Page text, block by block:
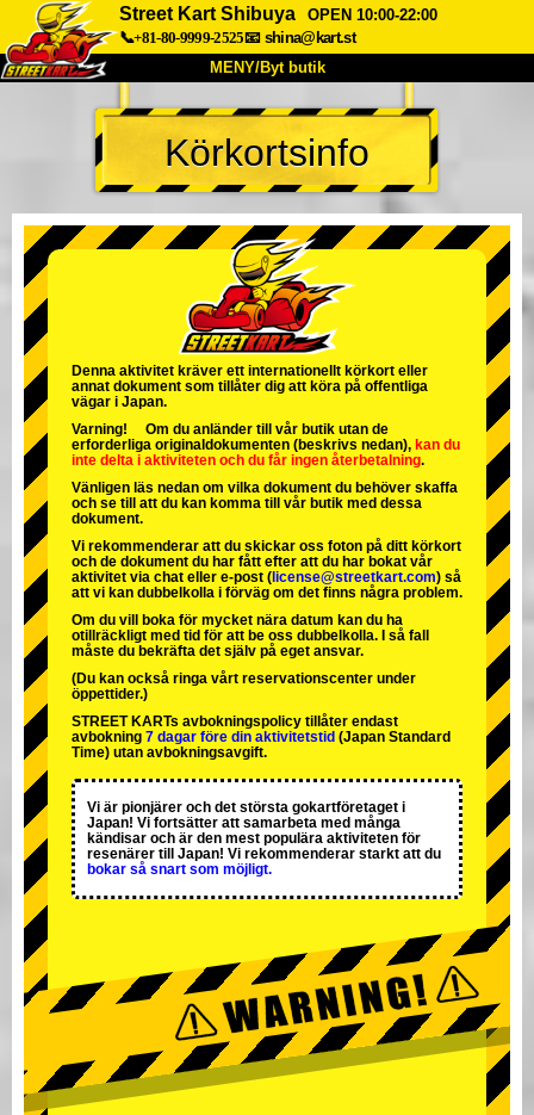
Street Kart Shibuya
OPEN 10:00-22:00
📞+81-80-9999-2525📧 shina@kart.st
MENY/Byt butik
HEM
Om oss Specifikationer Pris
Företag Boka
Byt butik
Tokyo Shinagawa
Tokyo Akihabara#2
Tokyo Shibuya Annex Tokyo Bay
Tokyo Asakusa Osaka
Okinawa
Körkortsinfo
Denna aktivitet kräver ett internationellt körkort eller
annat dokument som tillåter dig att köra på offentliga
vägar i Japan.
Varning! Om du anländer till vår butik utan de
erforderliga originaldokumenten (beskrivs nedan), kan du
inte delta i aktiviteten och du får ingen återbetalning.
Vänligen läs nedan om vilka dokument du behöver skaffa
och se till att du kan komma till vår butik med dessa
dokument.
Vi rekommenderar att du skickar oss foton på ditt körkort
och de dokument du har fått efter att du har bokat vår
aktivitet via chat eller e-post ( license@streetkart.com) så
att vi kan dubbelkolla i förväg om det finns några problem.
Om du vill boka för mycket nära datum kan du ha
otillräckligt med tid för att be oss dubbelkolla. I så fall
måste du bekräfta det själv på eget ansvar.
(Du kan också ringa vårt reservationscenter under
öppettider.)
STREET KARTs avbokningspolicy tillåter endast
avbokning 7 dagar före din aktivitetstid (Japan Standard
Time) utan avbokningsavgift.
Vi är pionjärer och det största gokartföretaget i
Japan! Vi fortsätter att samarbeta med många
kändisar och är den mest populära aktiviteten för
resenärer till Japan! Vi rekommenderar starkt att du
bokar så snart som möjligt.